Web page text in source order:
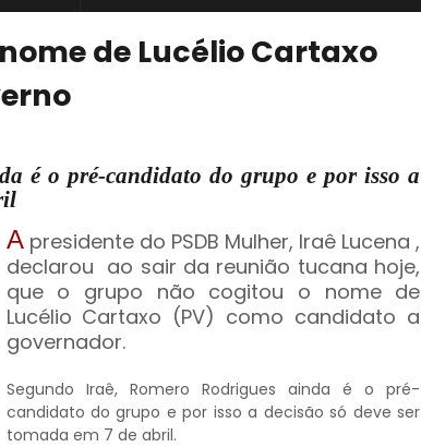
de Lucélio Cartaxo
é o pré-candidato do grupo e por isso a
Apresidente do PSDB Mulher, Iraê Lucena ,
declarou ao sair da reunião tucana hoje,
que o grupo não cogitou o nome de
Lucélio Cartaxo (PV) como candidato a
governador.
Segundo Iraê, Romero Rodrigues ainda é o pré-
candidato do grupo e por isso a decisão só deve ser
tomada em 7 de abril.